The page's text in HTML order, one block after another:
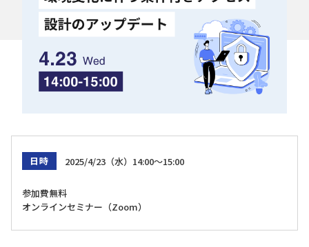
日時 2025/4/23（水）14:00～15:00
参加費無料
オンラインセミナー（Zoom）